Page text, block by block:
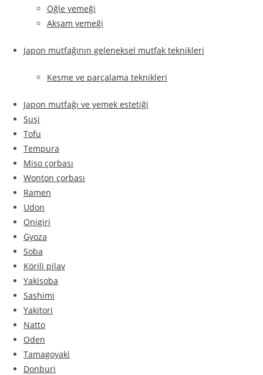
Öğle yemeği
Akşam yemeği
Japon mutfağının geleneksel mutfak teknikleri
Kesme ve parçalama teknikleri
Japon mutfağı ve yemek estetiği
Suşi
Tofu
Tempura
Miso çorbası
Wonton çorbası
Ramen
Udon
Onigiri
Gyoza
Soba
Körili pilav
Yakisoba
Sashimi
Yakitori
Natto
Oden
Tamagoyaki
Donburi